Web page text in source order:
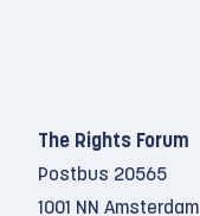
The Rights Forum
Postbus 20565
1001 NN Amsterdam